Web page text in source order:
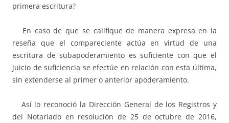
primera escritura?
En caso de que se califique de manera expresa en la
reseña que el compareciente actúa en virtud de una
escritura de subapoderamiento es suficiente con que el
juicio de suficiencia se efectúe en relación con esta última,
sin extenderse al primer o anterior apoderamiento.
Así lo reconoció la Dirección General de los Registros y
del Notariado en resolución de 25 de octubre de 2016,